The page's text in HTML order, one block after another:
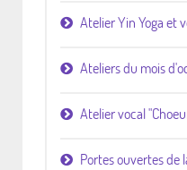
Atelier Yin Yoga et
Ateliers du mois
Atelier vocal
Portes ouvertes de